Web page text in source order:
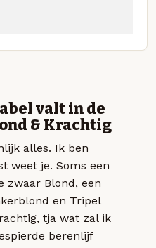
valt in de
& Krachtig
alles. Ik ben
weet je. Soms een
zwaar Blond, een
en Tripel
tja wat zal ik
berenlijf